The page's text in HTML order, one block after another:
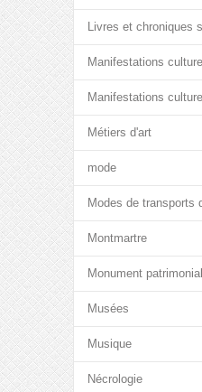
Livres et chroniques
Manifestations
Manifestations
Métiers d'art
mode
Modes de transports
Montmartre
Monument patrimonial
Musées
Musique
Nécrologie